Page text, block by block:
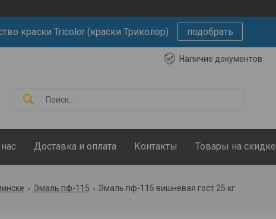
краски Tricolor (краски Триколор) подобрать
Наличие документов
Доставка и оплата Контакты Товары на скидке
Эмаль пф-115 Эмаль пф-115 вишневая гост 25 кг